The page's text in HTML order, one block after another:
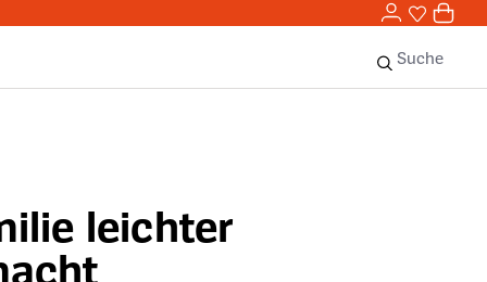
0,00
0
Suche
leichter